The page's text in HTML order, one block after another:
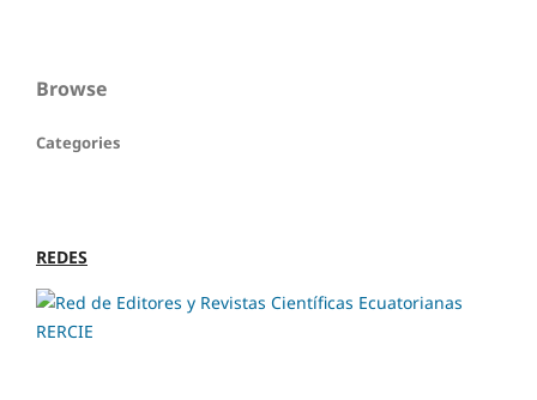
Browse
Categories
REDES